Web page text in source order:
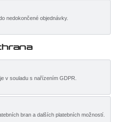
nedokončené objednávky.
v souladu s nařízením GDPR.
bran a dalších platebních možností.